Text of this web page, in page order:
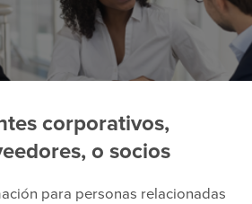
corporativos,
o socios
para personas relacionadas